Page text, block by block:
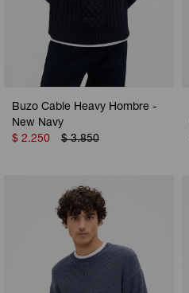
Buzo Cable Heavy Hombre -
New Navy
$ 2.250 $ 3.850